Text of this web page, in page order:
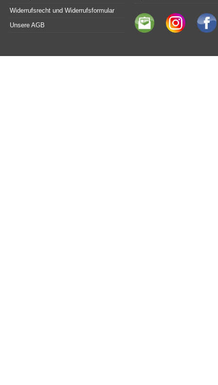
Widerrufsrecht und Widerrufsformular
Unsere AGB